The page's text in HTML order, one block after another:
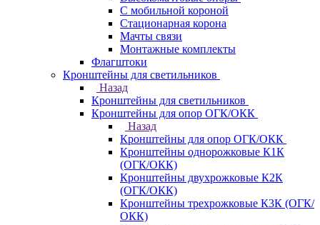
С мобильной короной
Стационарная корона
Мачты связи
Монтажные комплекты
Флагштоки
Кронштейны для светильников
Назад
Кронштейны для светильников
Кронштейны для опор ОГК/ОКК
Назад
Кронштейны для опор ОГК/ОКК
Кронштейны однорожковые К1К
(ОГК/ОКК)
Кронштейны двухрожковые К2К
(ОГК/ОКК)
Кронштейны трехрожковые К3К (ОГК/
ОКК)